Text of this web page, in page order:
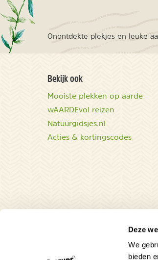
Deze
We
bieden
Onontdekte plekjes en leuke
Bekijk ook
Mooiste plekken op aarde
wAARDEvol reizen
Natuurgidsjes.nl
Acties & kortingscodes